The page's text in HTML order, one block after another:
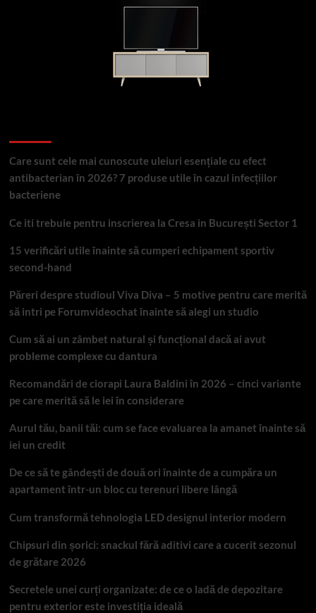
Care sunt cele mai cunoscute uleiuri esențiale cu efect
antibacterian în 2026? 7 produse utile în cazul infecțiilor
bacteriene
Ce iti trebuie pentru inscrierea la Cresa in București Sector 1
15 verificări utile înainte să cumperi echipament sportiv
second-hand
Păreri despre studioul Viva Diva – 5 motive pentru care merită
să intri pe Forumvideochat înainte să alegi un studio
Cum să ai un zâmbet natural și funcțional dacă ai avut
probleme complexe cu dantura
Recomandări de ciorapi Laura Baldini în 2026 – cinci variante
pe care merită să le iei în considerare
Aurul tău, banii tăi: cum se face evaluarea la amanet înainte să
iei un credit
De ce să te gândești de două ori înainte de a cumpăra un
apartament într-un bloc cu terenuri libere lângă
Cum transformă tehnologia LED designul interior modern
Chipsuri din șorici: snackul fără aditivi care a cucerit sezonul
de grătare 2026
Secretele unei curți organizate: de ce o ladă de depozitare
pentru exterior este investiția ideală